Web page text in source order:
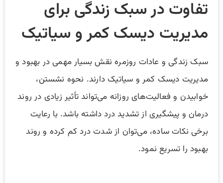
تفاوت در سبک زندگی برای
مدیریت دیسک کمر و سیاتیک
سبک زندگی و عادات روزمره نقش بسیار مهمی در بهبود و
مدیریت دیسک کمر و سیاتیک دارند. نحوه نشستن،
خوابیدن و فعالیت‌های روزانه می‌تواند تأثیر زیادی در روند
درمان و پیشگیری از تشدید درد داشته باشد. با رعایت
برخی نکات ساده، می‌توان از شدت درد کم کرده و روند
بهبود را تسریع نمود.